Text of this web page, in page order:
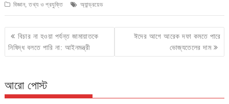
বিজ্ঞান, তথ্য ও প্রযুক্তি অ্যান্ড্রয়েড
Post
navigation
বিচার না হওয়া পর্যন্ত জামায়াতকে
নিষিদ্ধ বলতে পারি না: আইনমন্ত্রী
ঈদের আগে আরেক দফা কমতে পারে
ভোজ্যতেলের দাম
আরো পোস্ট